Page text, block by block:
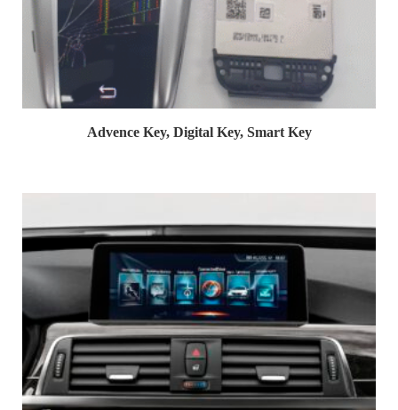
Advence Key, Digital Key, Smart Key